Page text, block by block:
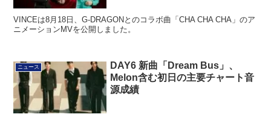
ニメーションMVを公開しました。
ニュース
DAY6 新曲「Dream Bus」、
Melon含む初日の主要チャート音
源成績